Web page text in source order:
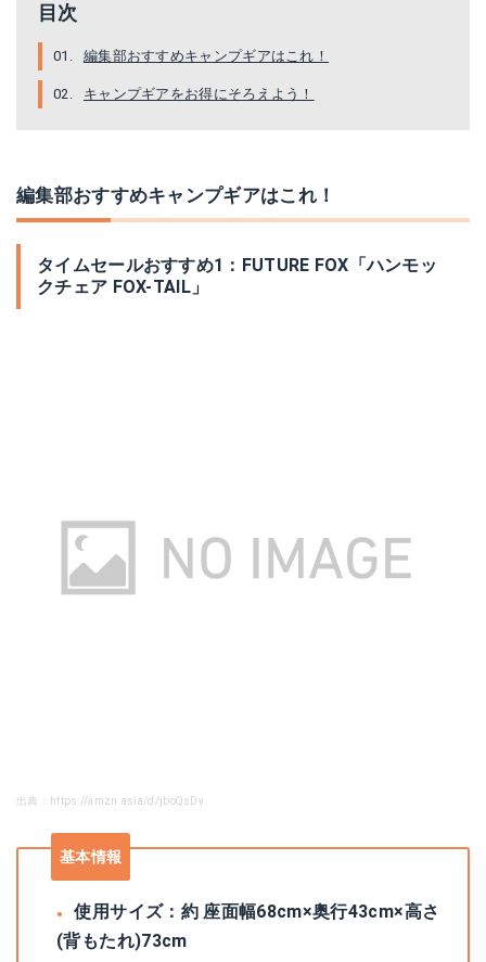
目次
編集部おすすめキャンプギアはこれ！
キャンプギアをお得にそろえよう！
編集部おすすめキャンプギアはこれ！
タイムセールおすすめ1：FUTURE FOX「ハンモッ
クチェア FOX-TAIL」
出典：https://amzn.asia/d/jboQsDv
基本情報
使用サイズ：約 座面幅68cm×奥行43cm×高さ
(背もたれ)73cm